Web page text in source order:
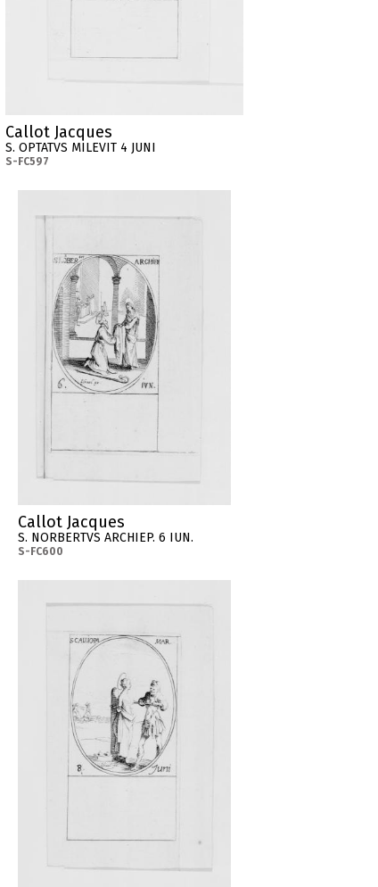
Callot Jacques
S. OPTATVS MILEVIT 4 JUNI
S-FC597
Callot Jacques
S. NORBERTVS ARCHIEP. 6 IUN.
S-FC600